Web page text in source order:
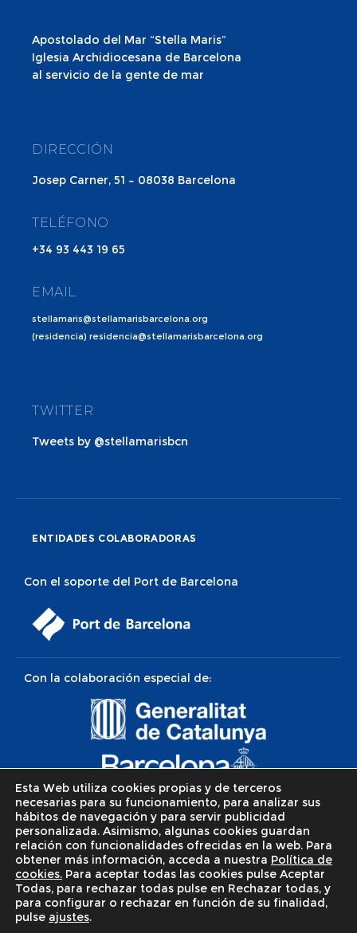
Apostolado del Mar “Stella Maris”
Iglesia Archidiocesana de Barcelona
al servicio de la gente de mar
DIRECCIÓN
Josep Carner, 51 – 08038 Barcelona
TELÉFONO
+34 93 443 19 65
EMAIL
stellamaris@stellamarisbarcelona.org
(residencia) residencia@stellamarisbarcelona.org
TWITTER
Tweets by @stellamarisbcn
ENTIDADES COLABORADORAS
Con el soporte del Port de Barcelona
Con la colaboración especial de:
© Apostolat del mar / Apostitleship of the sea.
Esta Web utiliza cookies propias y de terceros
necesarias para su funcionamiento, para analizar sus
hábitos de navegación y para servir publicidad
personalizada. Asimismo, algunas cookies guardan
relación con funcionalidades ofrecidas en la web. Para
obtener más información, acceda a nuestra Política de
cookies. Para aceptar todas las cookies pulse Aceptar
Todas, para rechazar todas pulse en Rechazar todas, y
para configurar o rechazar en función de su finalidad,
pulse ajustes.